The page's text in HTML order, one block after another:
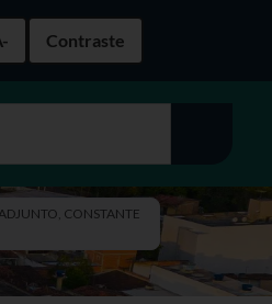
Contraste
CONSTANTE